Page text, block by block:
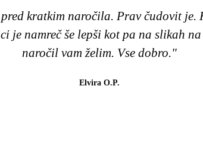
kratkim naročila. Prav čudovit je.
je namreč še lepši kot pa na slikah
naročil vam želim. Vse dobro."
Elvira O.P.